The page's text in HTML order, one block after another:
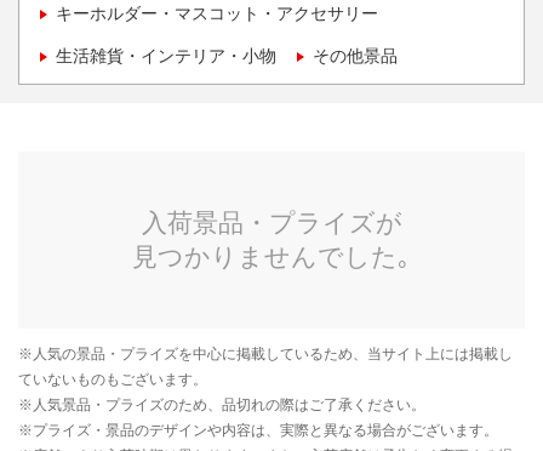
キーホルダー・マスコット・アクセサリー
生活雑貨・インテリア・小物 その他景品